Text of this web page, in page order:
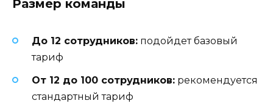
Размер команды
До 12 сотрудников: подойдет базовый
тариф
От 12 до 100 сотрудников: рекомендуется
стандартный тариф